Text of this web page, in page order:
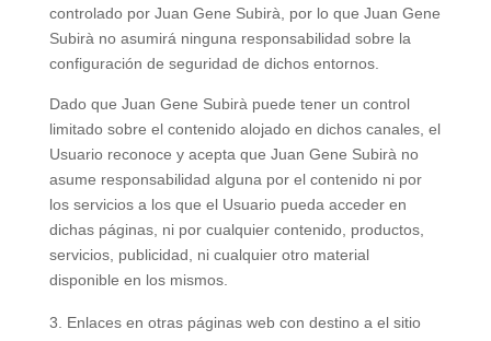
controlado por Juan Gene Subirà, por lo que Juan Gene
Subirà no asumirá ninguna responsabilidad sobre la
configuración de seguridad de dichos entornos.
Dado que Juan Gene Subirà puede tener un control
limitado sobre el contenido alojado en dichos canales, el
Usuario reconoce y acepta que Juan Gene Subirà no
asume responsabilidad alguna por el contenido ni por
los servicios a los que el Usuario pueda acceder en
dichas páginas, ni por cualquier contenido, productos,
servicios, publicidad, ni cualquier otro material
disponible en los mismos.
Enlaces en otras páginas web con destino a el sitio